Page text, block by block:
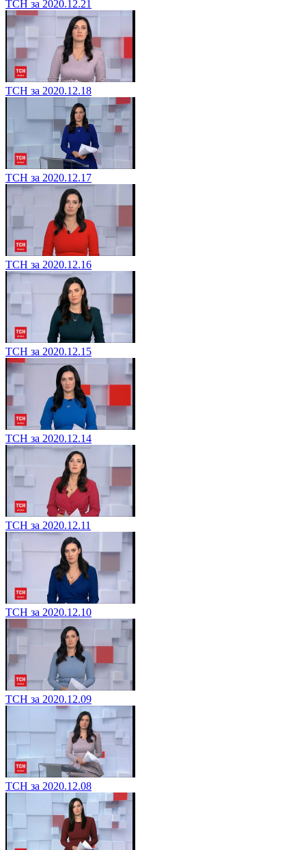
ТСН за 2020.12.21
ТСН за 2020.12.18
ТСН за 2020.12.17
ТСН за 2020.12.16
ТСН за 2020.12.15
ТСН за 2020.12.14
ТСН за 2020.12.11
ТСН за 2020.12.10
ТСН за 2020.12.09
ТСН за 2020.12.08